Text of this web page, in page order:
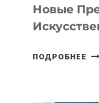
Новые
ПОДРОБНЕЕ